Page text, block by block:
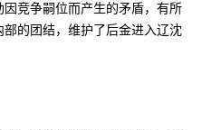
竞争嗣位而产生的矛盾，有所
的团结，维护了后金进入辽沈